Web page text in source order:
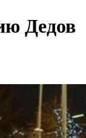
Дедов